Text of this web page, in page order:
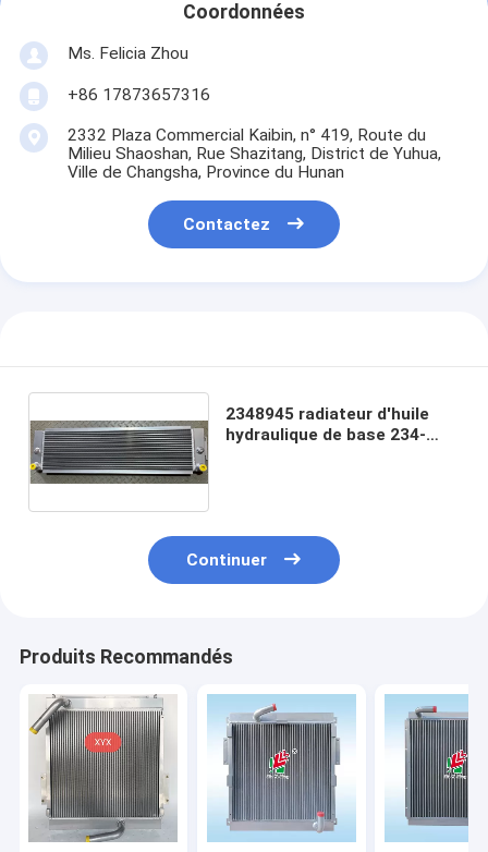
Coordonnées
Ms. Felicia Zhou
+86 17873657316
2332 Plaza Commercial Kaibin, n° 419, Route du
Milieu Shaoshan, Rue Shazitang, District de Yuhua,
Ville de Changsha, Province du Hunan
Contactez
2348945 radiateur d'huile
hydraulique de base 234-
Continuer
Produits Recommandés